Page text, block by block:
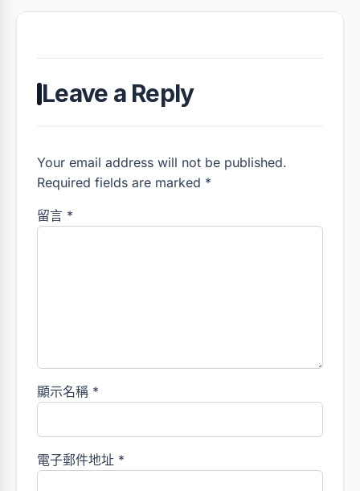
Leave a Reply
Your email address will not be published.
Required fields are marked *
留言 *
顯示名稱 *
電子郵件地址 *